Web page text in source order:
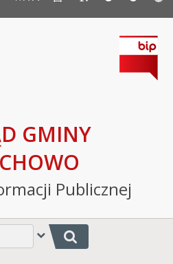
GMINY
Publicznej
Wpisz
frazę
do